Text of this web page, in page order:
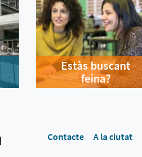
Estàs buscant
feina?
Contacte A la ciutat